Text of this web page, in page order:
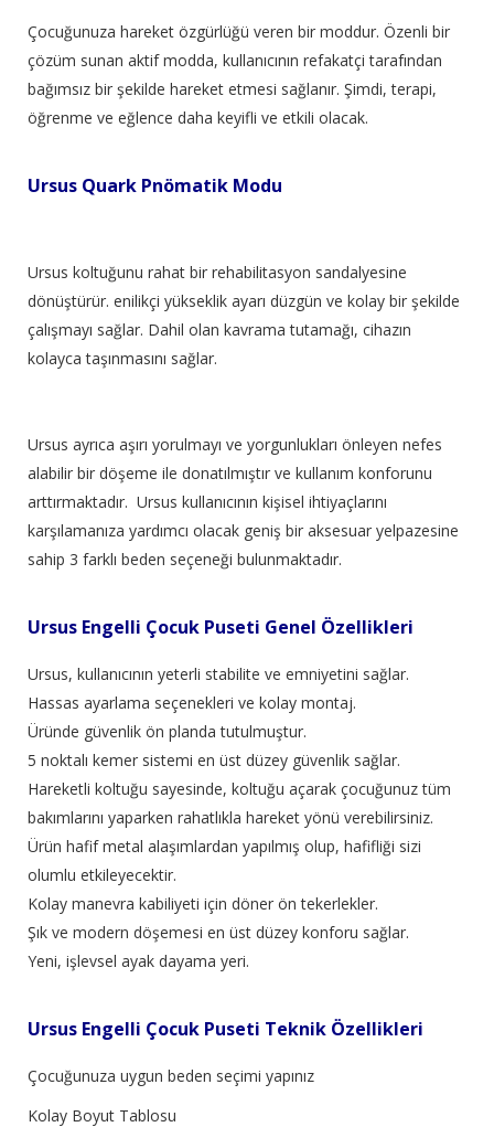
Çocuğunuza hareket özgürlüğü veren bir moddur. Özenli bir
çözüm sunan aktif modda, kullanıcının refakatçi tarafından
bağımsız bir şekilde hareket etmesi sağlanır. Şimdi, terapi,
öğrenme ve eğlence daha keyifli ve etkili olacak.
Ursus Quark Pnömatik Modu
Ursus koltuğunu rahat bir rehabilitasyon sandalyesine
dönüştürür. enilikçi yükseklik ayarı düzgün ve kolay bir şekilde
çalışmayı sağlar. Dahil olan kavrama tutamağı, cihazın
kolayca taşınmasını sağlar.
Ursus ayrıca aşırı yorulmayı ve yorgunlukları önleyen nefes
alabilir bir döşeme ile donatılmıştır ve kullanım konforunu
arttırmaktadır. Ursus kullanıcının kişisel ihtiyaçlarını
karşılamanıza yardımcı olacak geniş bir aksesuar yelpazesine
sahip 3 farklı beden seçeneği bulunmaktadır.
Ursus Engelli Çocuk Puseti Genel Özellikleri
Ursus, kullanıcının yeterli stabilite ve emniyetini sağlar.
Hassas ayarlama seçenekleri ve kolay montaj.
Üründe güvenlik ön planda tutulmuştur.
5 noktalı kemer sistemi en üst düzey güvenlik sağlar.
Hareketli koltuğu sayesinde, koltuğu açarak çocuğunuz tüm
bakımlarını yaparken rahatlıkla hareket yönü verebilirsiniz.
Ürün hafif metal alaşımlardan yapılmış olup, hafifliği sizi
olumlu etkileyecektir.
Kolay manevra kabiliyeti için döner ön tekerlekler.
Şık ve modern döşemesi en üst düzey konforu sağlar.
Yeni, işlevsel ayak dayama yeri.
Ursus Engelli Çocuk Puseti Teknik Özellikleri
Çocuğunuza uygun beden seçimi yapınız
Kolay Boyut Tablosu